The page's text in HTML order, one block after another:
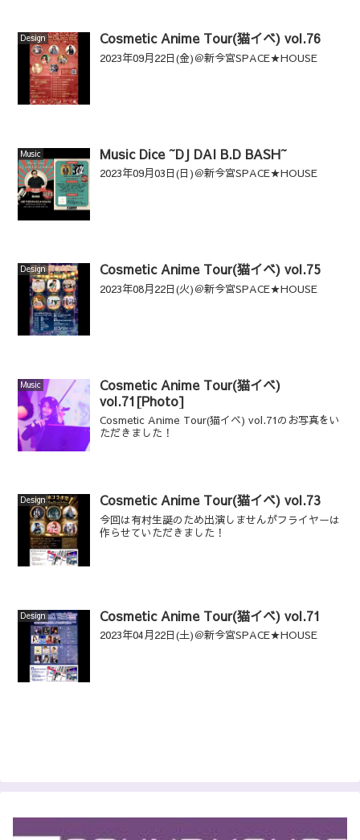
Design Cosmetic Anime Tour(猫イベ) vol.76
2023年09月22日(金)＠新今宮SPACE★HOUSE
Music Music Dice ~DJ DAI B.D BASH~
2023年09月03日(日)＠新今宮SPACE★HOUSE
Design Cosmetic Anime Tour(猫イベ) vol.75
2023年08月22日(火)＠新今宮SPACE★HOUSE
Music
Cosmetic Anime Tour(猫イベ)
vol.71[Photo]
Cosmetic Anime Tour(猫イベ) vol.71のお写真をい
ただきました！
Design Cosmetic Anime Tour(猫イベ) vol.73
今回は有村生誕のため出演しませんがフライヤーは
作らせていただきました！
Design Cosmetic Anime Tour(猫イベ) vol.71
2023年04月22日(土)＠新今宮SPACE★HOUSE